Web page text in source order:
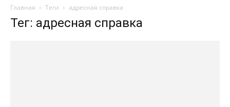
Главная Теги адресная справка
Тег: адресная справка